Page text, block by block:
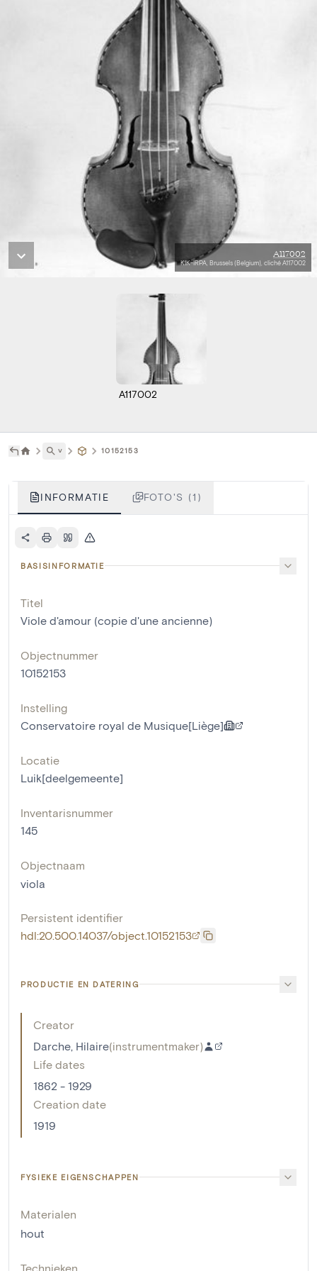
A117002
KIK-IRPA, Brussels (Belgium), cliché A117002
A117002
˅ 10152153
INFORMATIE FOTO'S (1)
BASISINFORMATIE
Titel
Viole d'amour (copie d'une ancienne)
Objectnummer
10152153
Instelling
Conservatoire royal de Musique[Liège]
Locatie
Luik[deelgemeente]
Inventarisnummer
145
Objectnaam
viola
Persistent identifier
hdl:20.500.14037/object.10152153
PRODUCTIE EN DATERING
Creator
Darche, Hilaire(instrumentmaker)
Life dates
1862 - 1929
Creation date
1919
FYSIEKE EIGENSCHAPPEN
Materialen
hout
Technieken